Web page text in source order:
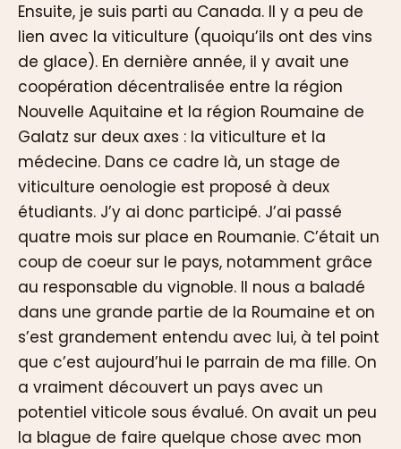
Ensuite, je suis parti au Canada. Il y a peu de
lien avec la viticulture (quoiqu’ils ont des vins
de glace). En dernière année, il y avait une
coopération décentralisée entre la région
Nouvelle Aquitaine et la région Roumaine de
Galatz sur deux axes : la viticulture et la
médecine. Dans ce cadre là, un stage de
viticulture oenologie est proposé à deux
étudiants. J’y ai donc participé. J’ai passé
quatre mois sur place en Roumanie. C’était un
coup de coeur sur le pays, notamment grâce
au responsable du vignoble. Il nous a baladé
dans une grande partie de la Roumaine et on
s’est grandement entendu avec lui, à tel point
que c’est aujourd’hui le parrain de ma fille. On
a vraiment découvert un pays avec un
potentiel viticole sous évalué. On avait un peu
la blague de faire quelque chose avec mon